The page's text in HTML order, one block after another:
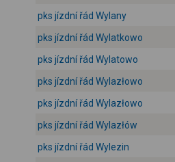
pks jízdní řád Wylany
pks jízdní řád Wylatkowo
pks jízdní řád Wylatowo
pks jízdní řád Wylazłowo
pks jízdní řád Wylazłowo
pks jízdní řád Wylazłów
pks jízdní řád Wylezin